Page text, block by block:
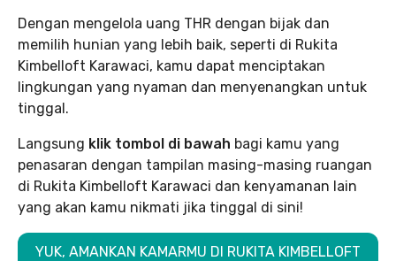
Dengan mengelola uang THR dengan bijak dan
memilih hunian yang lebih baik, seperti di Rukita
Kimbelloft Karawaci, kamu dapat menciptakan
lingkungan yang nyaman dan menyenangkan untuk
tinggal.
Langsung klik tombol di bawah bagi kamu yang
penasaran dengan tampilan masing-masing ruangan
di Rukita Kimbelloft Karawaci dan kenyamanan lain
yang akan kamu nikmati jika tinggal di sini!
YUK, AMANKAN KAMARMU DI RUKITA KIMBELLOFT